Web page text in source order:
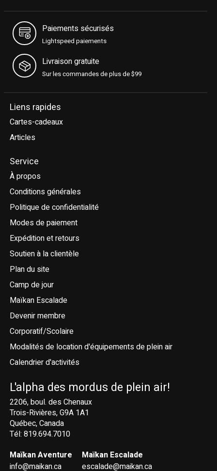
Paiements sécurisés
Lightspeed paiements
Livraison gratuite
Sur les commandes de plus de $99
Liens rapides
Cartes-cadeaux
Articles
Service
À propos
Conditions générales
Politique de confidentialité
Modes de paiement
Expédition et retours
Soutien à la clientèle
Plan du site
Camp de jour
Maïkan Escalade
Devenir membre
Corporatif/Scolaire
Modalités de location d'équipements de plein air
Calendrier d'activités
L'alpha des mordus de plein air!
2206, boul. des Chenaux
Trois-Rivières, G9A 1A1
Québec, Canada
Tél: 819.694.7010
Maïkan Aventure
info@maikan.ca
Maïkan Escalade
escalade@maikan.ca